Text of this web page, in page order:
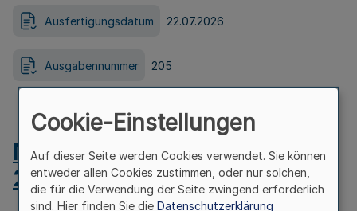
Ausfertigungsdatum 22.07.2026
Ausgabennummer 205
MB.NRW 2026 Nr. 204 vom
24.07.2026
Cookie-Einstellungen
Auf dieser Seite werden Cookies verwendet. Sie können
entweder allen Cookies zustimmen, oder nur solchen,
die für die Verwendung der Seite zwingend erforderlich
sind. Hier finden Sie die Datenschutzerklärung